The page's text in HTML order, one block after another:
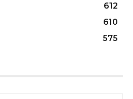
612
610
575